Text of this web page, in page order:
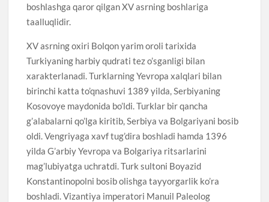
boshlashga qaror qilgan XV asrning boshlariga
taalluqlidir.
XV asrning oxiri Bolqon yarim oroli tarixida
Turkiyaning harbiy qudrati tez o’sganligi bilan
xarakterlanadi. Turklarning Yevropa xalqlari bilan
birinchi katta to’qnashuvi 1389 yilda, Serbiyaning
Kosovoye maydonida bo’ldi. Turklar bir qancha
g’alabalarni qo’lga kiritib, Serbiya va Bolgariyani bosib
oldi. Vengriyaga xavf tug’dira boshladi hamda 1396
yilda G’arbiy Yevropa va Bolgariya ritsarlarini
mag’lubiyatga uchratdi. Turk sultoni Boyazid
Konstantinopolni bosib olishga tayyorgarlik ko’ra
boshladi. Vizantiya imperatori Manuil Paleolog